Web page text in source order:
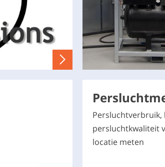
Persluchtverbruik,
persluchtkwaliteit
locatie meten